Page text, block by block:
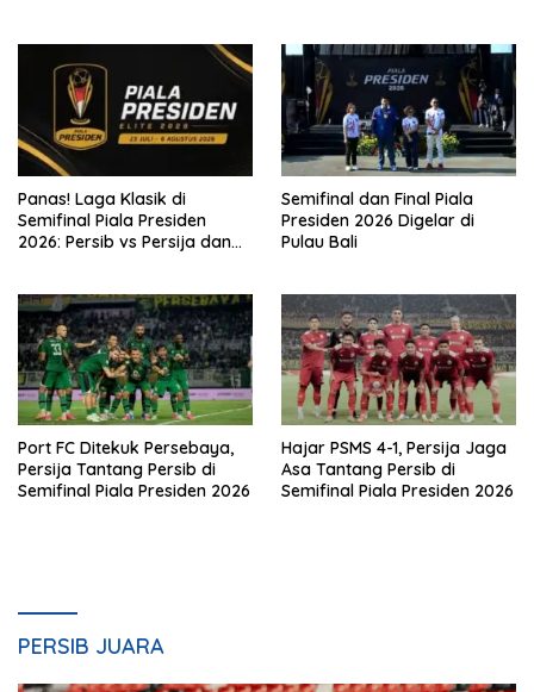
Panas! Laga Klasik di
Semifinal Piala Presiden
2026: Persib vs Persija dan
Semifinal dan Final Piala
Presiden 2026 Digelar di
Pulau Bali
Port FC Ditekuk Persebaya,
Persija Tantang Persib di
Semifinal Piala Presiden 2026
Hajar PSMS 4-1, Persija Jaga
Asa Tantang Persib di
Semifinal Piala Presiden 2026
PERSIB JUARA